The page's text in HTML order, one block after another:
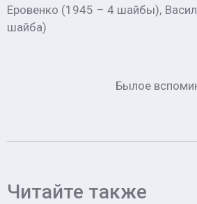
Еровенко (1945 – 4 шайбы),
шайба)
Былое
Читайте также